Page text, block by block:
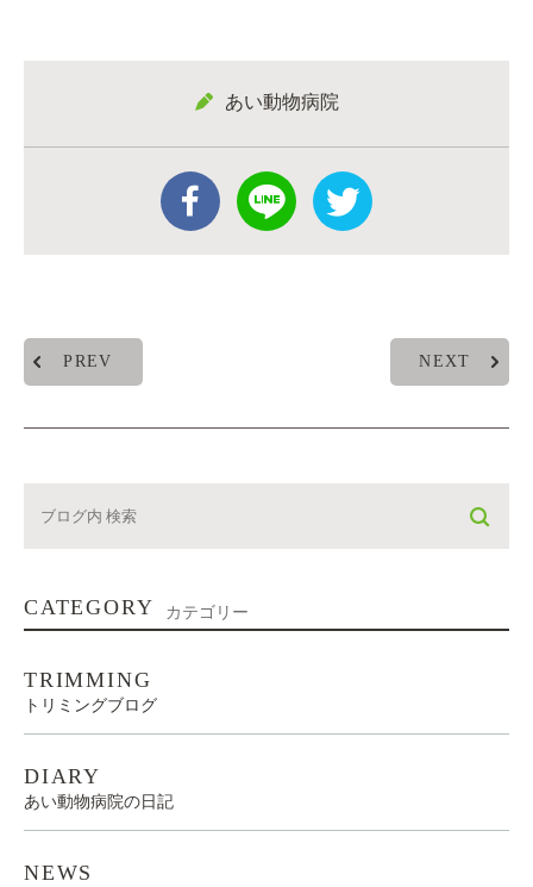
あい動物病院
PREV NEXT
CATEGORY カテゴリー
TRIMMING
トリミングブログ
DIARY
あい動物病院の日記
NEWS